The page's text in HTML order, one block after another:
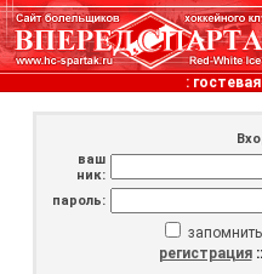
: гостевая
ваш
ник:
пароль:
регистрация::